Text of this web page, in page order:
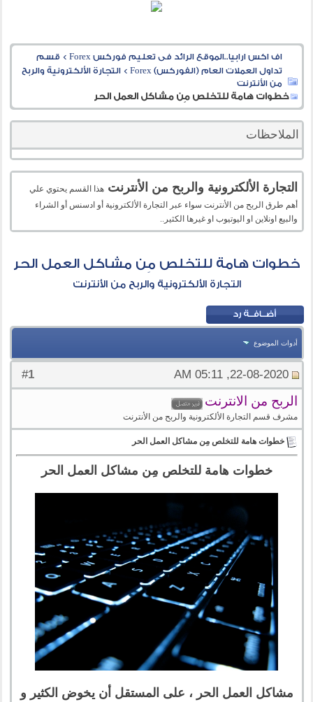
اف اكس ارابيا..الموقع الرائد فى تعليم فوركس Forex > قسم
تداول العملات العام (الفوركس) Forex
>التجارة الألكترونية والربح
من الأنترنت
خطوات هامة للتخلص مِن مشاكل العمل الحر
الملاحظات
التجارة الألكترونية والربح من الأنترنت هذا القسم يحتوي علي
أهم طرق الربح من الأنترنت سواء عبر التجارة الألكترونية أو ادسنس أو الشراء
والبيع اونلاين او اليوتيوب او غيرها الكثير..
خطوات هامة للتخلص مِن مشاكل العمل الحر
التجارة الألكترونية والربح من الأنترنت
أدوات الموضوع
#
1 22-08-2020, 05:11 AM
الربح من الانترنت
مشرف قسم التجارة الألكترونية والربح من الأنترنت
خطوات هامة للتخلص مِن مشاكل العمل الحر
خطوات هامة للتخلص مِن مشاكل العمل الحر
مشاكل العمل الحر ، على المستقل أن يخوض الكثير و